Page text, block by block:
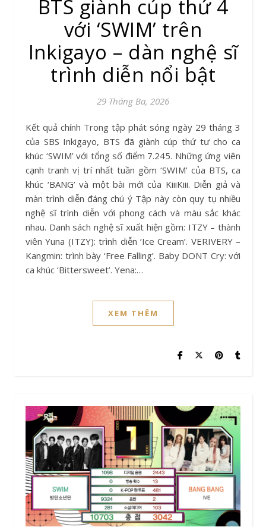
BTS giành cúp thứ 4
với ‘SWIM’ trên
Inkigayo – dàn nghệ sĩ
trình diễn nổi bật
29 Tháng Ba, 2026
Kết quả chính Trong tập phát sóng ngày 29 tháng 3
của SBS Inkigayo, BTS đã giành cúp thứ tư cho ca
khúc ‘SWIM’ với tổng số điểm 7.245. Những ứng viên
cạnh tranh vị trí nhất tuần gồm ‘SWIM’ của BTS, ca
khúc ‘BANG’ và một bài mới của KiiiKiii. Diễn giả và
màn trình diễn đáng chú ý Tập này còn quy tụ nhiều
nghệ sĩ trình diễn với phong cách và màu sắc khác
nhau. Danh sách nghệ sĩ xuất hiện gồm: ITZY – thành
viên Yuna (ITZY): trình diễn ‘Ice Cream’. VERIVERY –
Kangmin: trình bày ‘Free Falling’. Baby DONT Cry: với
ca khúc ‘Bittersweet’. Yena:…
XEM THÊM